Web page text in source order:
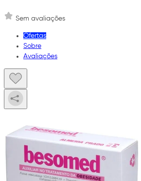
Sem avaliações
Ofertas
Sobre
Avaliações